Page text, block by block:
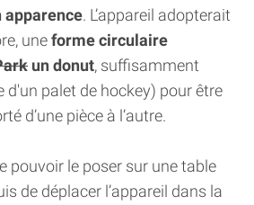
apparence. L’appareil adopterait
uneforme circulaire
un donut, suffisamment
d'un palet de hockey) pour être
d’une pièce à l’autre.
pouvoir le poser sur une table
de déplacer l’appareil dans la